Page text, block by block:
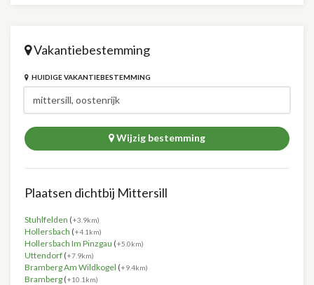
Vakantiebestemming
HUIDIGE VAKANTIEBESTEMMING
Wijzig bestemming
Plaatsen dichtbij Mittersill
Stuhlfelden (+3.9km)
Hollersbach (+4.1km)
Hollersbach Im Pinzgau (+5.0km)
Uttendorf (+7.9km)
Bramberg Am Wildkogel (+9.4km)
Bramberg (+10.1km)